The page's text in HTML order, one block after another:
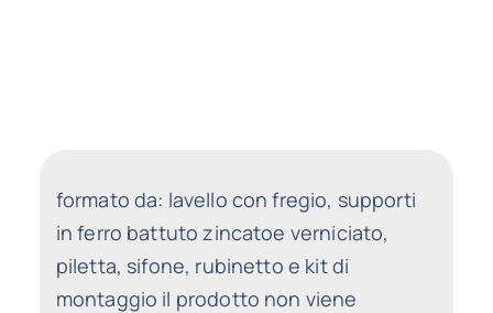
formato da: lavello con fregio, supporti
in ferro battuto zincatoe verniciato,
piletta, sifone, rubinetto e kit di
montaggio il prodotto non viene